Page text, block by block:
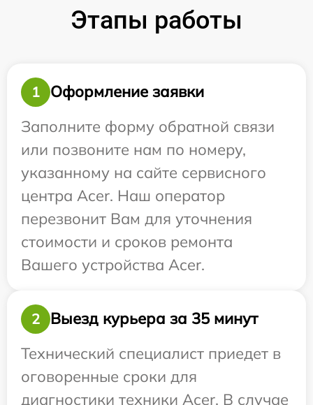
Этапы работы
1
Оформление заявки
Заполните форму обратной связи
или позвоните нам по номеру,
указанному на сайте сервисного
центра Acer. Наш оператор
перезвонит Вам для уточнения
стоимости и сроков ремонта
Вашего устройства Acer.
2
Выезд курьера за 35 минут
Технический специалист приедет в
оговоренные сроки для
диагностики техники Acer. В случае